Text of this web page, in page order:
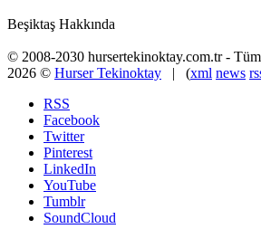
Beşiktaş Hakkında
© 2008-2030 hursertekinoktay.com.tr -
2026 © Hurser Tekinoktay | (xml news
RSS
Facebook
Twitter
Pinterest
LinkedIn
YouTube
Tumblr
SoundCloud